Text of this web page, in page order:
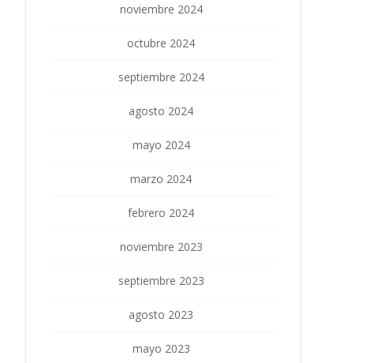
noviembre 2024
octubre 2024
septiembre 2024
agosto 2024
mayo 2024
marzo 2024
febrero 2024
noviembre 2023
septiembre 2023
agosto 2023
mayo 2023